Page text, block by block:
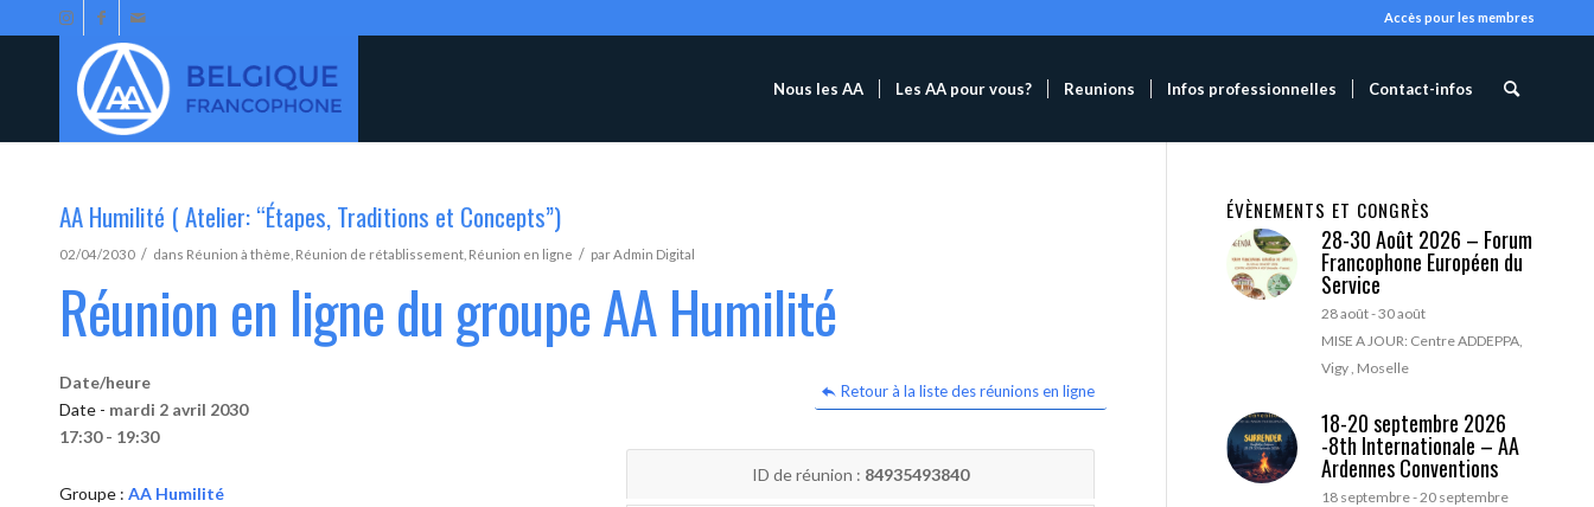
Accès pour les membres
Nous les AA Les AA pour vous? Reunions Infos professionnelles Contact-infos
AA Humilité ( Atelier: “Étapes, Traditions et Concepts”)
02/04/2030 / dans Réunion à thème Réunion de rétablissement Réunion en ligne / parAdmin Digital
Réunion en ligne du groupe AA Humilité
Retour à la liste des réunions en ligne
Date/heure
Date - mardi 2 avril 2030
17:30 - 19:30
Groupe : AA Humilité
ID de réunion : 84935493840
ÉVÈNEMENTS ET CONGRÈS
28-30 Août 2026 – Forum
Francophone Européen du
Service
28 août-30 août
MISE A JOUR: Centre ADDEPPA,
Vigy , Moselle
18-20 septembre 2026
-8th Internationale – AA
Ardennes Conventions
18 septembre-20 septembre